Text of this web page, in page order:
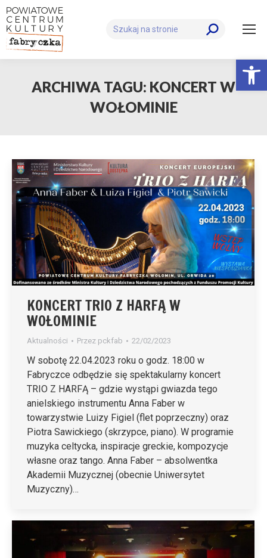
Szukaj:
ARCHIWA TAGU: KONCERT W
WOŁOMINIE
KONCERT TRIO Z HARFĄ W
WOŁOMINIE
Aktualności Przez pckfab 22/02/2023
W sobotę 22.04.2023 roku o godz. 18:00 w
Fabryczce odbędzie się spektakularny koncert
TRIO Z HARFĄ – gdzie wystąpi gwiazda tego
anielskiego instrumentu Anna Faber w
towarzystwie Luizy Figiel (flet poprzeczny) oraz
Piotra Sawickiego (skrzypce, piano). W programie
muzyka celtycka, inspiracje greckie, kompozycje
własne oraz tango. Anna Faber – absolwentka
Akademii Muzycznej (obecnie Uniwersytet
Muzyczny)…